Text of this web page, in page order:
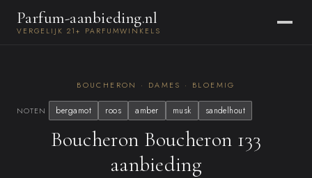
Parfum-aanbieding.nl
VERGELIJK 21+ PARFUMWINKELS
BOUCHERON · DAMES · BLOEMIG
NOTEN bergamot roos amber musk sandelhout
Boucheron Boucheron 133
aanbieding